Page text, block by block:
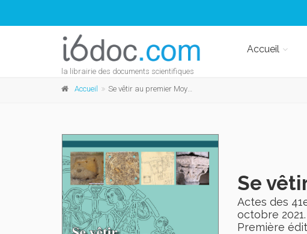
la librairie des documents scientifiques
Accueil
Accueil Se vêtir au premier Moyen Âge
Se
Actes des
octobre 2021.
Première